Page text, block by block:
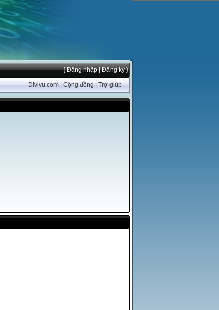
{ Đăng nhập| Đăng ký }
Divivu.com|Cộng đồng|Trợ giúp